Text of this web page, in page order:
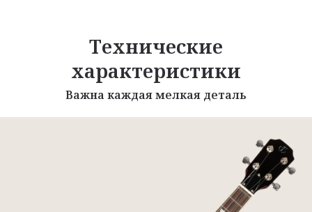
Технические
характеристики
Важна каждая мелкая деталь